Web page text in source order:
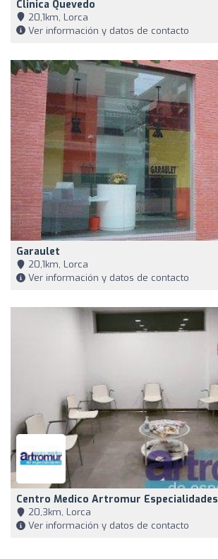
Clinica Quevedo
20,1km, Lorca
Ver información y datos de contacto
Garaulet
20,1km, Lorca
Ver información y datos de contacto
Centro Medico Artromur Especialidades
20,3km, Lorca
Ver información y datos de contacto